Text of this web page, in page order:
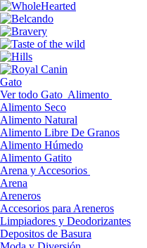
Gato
Ver todo Gato Alimento
Alimento Seco
Alimento Natural
Alimento Libre De Granos
Alimento Húmedo
Alimento Gatito
Arena y Accesorios
Arena
Areneros
Accesorios para Areneros
Limpiadores y Deodorizantes
Depositos de Basura